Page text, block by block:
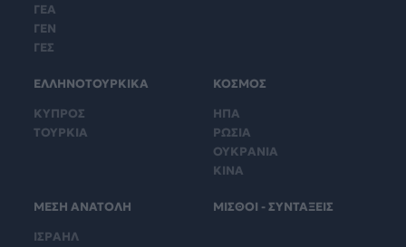
ΓΕΑ
ΓΕΝ
ΓΕΣ
ΕΛΛΗΝΟΤΟΥΡΚΙΚΑ
ΚΥΠΡΟΣ
ΤΟΥΡΚΙΑ
ΚΟΣΜΟΣ
ΗΠΑ
ΡΩΣΙΑ
ΟΥΚΡΑΝΙΑ
ΚΙΝΑ
ΜΕΣΗ ΑΝΑΤΟΛΗ
ΙΣΡΑΗΛ
ΜΙΣΘΟΙ - ΣΥΝΤΑΞΕΙΣ